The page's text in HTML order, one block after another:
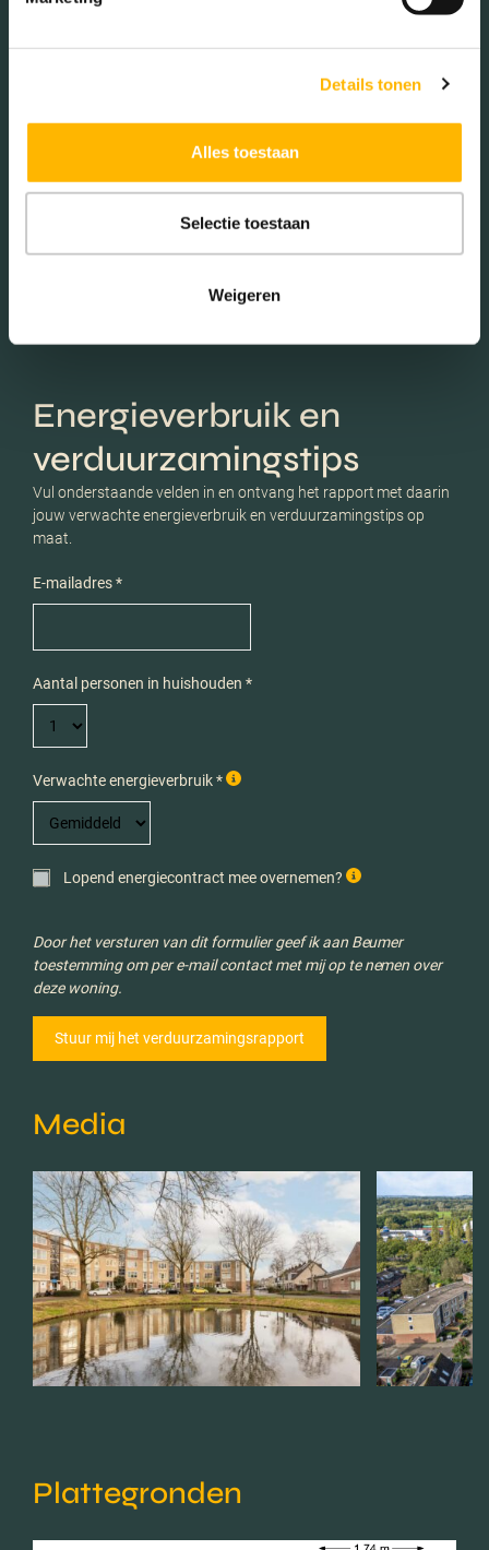
Details tonen
Alles toestaan
Selectie toestaan
Weigeren
6795
Schaduwwijzer
Energieverbruik en
verduurzamingstips
Vul onderstaande velden in en ontvang het rapport met daarin
jouw verwachte energieverbruik en verduurzamingstips op
maat.
E-mailadres *
Aantal personen in huishouden *
Verwachte energieverbruik *
Lopend energiecontract mee overnemen?
Door het versturen van dit formulier geef ik aan Beumer
toestemming om per e-mail contact met mij op te nemen over
deze woning.
Media
Plattegronden